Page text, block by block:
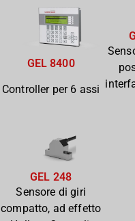
GEL 8400
Controller per 6 assi
GEL 248
Sensore di giri
compatto, ad effetto